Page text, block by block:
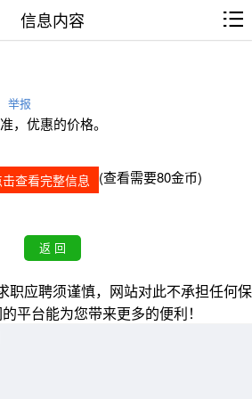
信息内容
举报
，优惠的价格。
击查看完整信息 (查看需要80金币)
职应聘须谨慎，网站对此不承担任何保
平台能为您带来更多的便利！